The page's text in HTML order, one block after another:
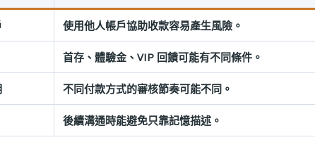
使用他人帳戶協助收款容易產生風險。
首存、體驗金、VIP 回饋可能有不同條件。
不同付款方式的審核節奏可能不同。
後續溝通時能避免只靠記憶描述。